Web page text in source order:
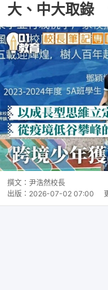
大、中大取錄
撰文： 尹浩然校長
出版： 2026-07-02 07:00